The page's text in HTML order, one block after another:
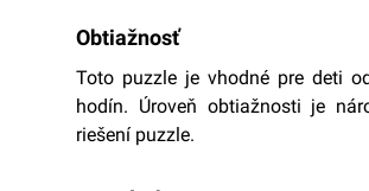
Obtiažnosť
Toto puzzle je vhodné pre deti
hodín. Úroveň obtiažnosti je
riešení puzzle.